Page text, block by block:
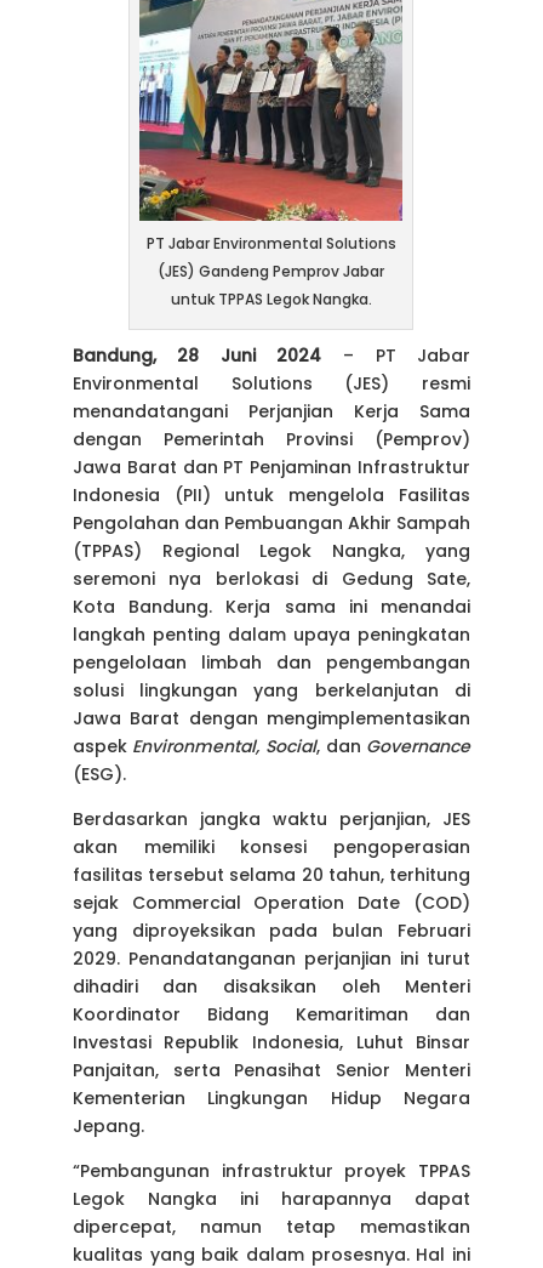
PT Jabar Environmental Solutions
(JES) Gandeng Pemprov Jabar
untuk TPPAS Legok Nangka.
Bandung, 28 Juni 2024 – PT Jabar
Environmental Solutions (JES) resmi
menandatangani Perjanjian Kerja Sama
dengan Pemerintah Provinsi (Pemprov)
Jawa Barat dan PT Penjaminan Infrastruktur
Indonesia (PII) untuk mengelola Fasilitas
Pengolahan dan Pembuangan Akhir Sampah
(TPPAS) Regional Legok Nangka, yang
seremoni nya berlokasi di Gedung Sate,
Kota Bandung. Kerja sama ini menandai
langkah penting dalam upaya peningkatan
pengelolaan limbah dan pengembangan
solusi lingkungan yang berkelanjutan di
Jawa Barat dengan mengimplementasikan
aspek Environmental, Social, dan Governance
(ESG).
Berdasarkan jangka waktu perjanjian, JES
akan memiliki konsesi pengoperasian
fasilitas tersebut selama 20 tahun, terhitung
sejak Commercial Operation Date (COD)
yang diproyeksikan pada bulan Februari
2029. Penandatanganan perjanjian ini turut
dihadiri dan disaksikan oleh Menteri
Koordinator Bidang Kemaritiman dan
Investasi Republik Indonesia, Luhut Binsar
Panjaitan, serta Penasihat Senior Menteri
Kementerian Lingkungan Hidup Negara
Jepang.
“Pembangunan infrastruktur proyek TPPAS
Legok Nangka ini harapannya dapat
dipercepat, namun tetap memastikan
kualitas yang baik dalam prosesnya. Hal ini